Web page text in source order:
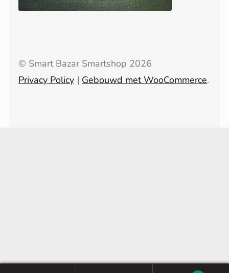
© Smart Bazar Smartshop 2026
Privacy Policy
Gebouwd met WooCommerce.